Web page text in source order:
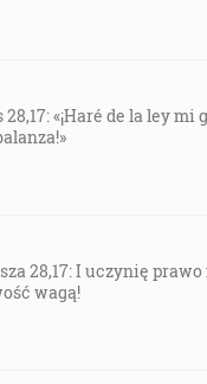
«¡Haré de la ley mi
28,17: I uczynię
wagą!